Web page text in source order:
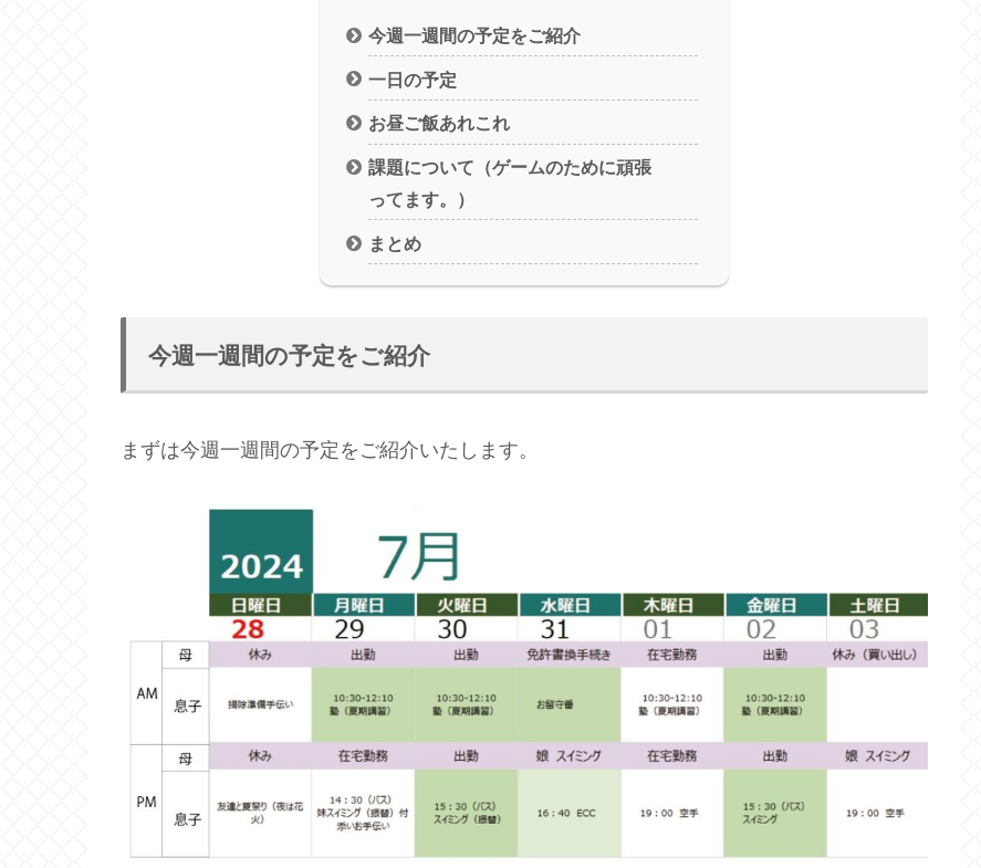
今週一週間の予定をご紹介
一日の予定
お昼ご飯あれこれ
課題について（ゲームのために頑張
ってます。）
まとめ
今週一週間の予定をご紹介
まずは今週一週間の予定をご紹介いたします。